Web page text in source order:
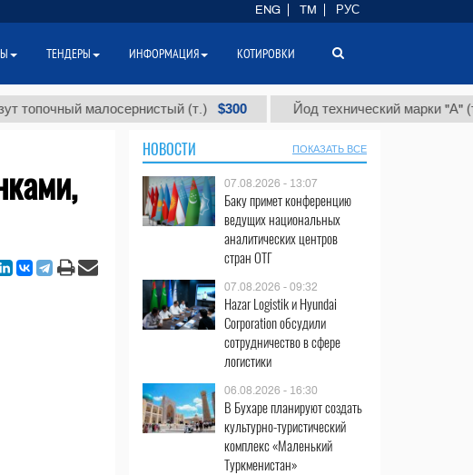
малосернистый (т.) $300 Йод технический марки "А" (т.) $86
НОВОСТИ ПОКАЗАТЬ ВСЕ
07.08.2026 - 13:07
Баку примет конференцию
ведущих национальных
аналитических центров
стран ОТГ
07.08.2026 - 09:32
Hazar Logistik и Hyundai
Corporation обсудили
сотрудничество в сфере
логистики
06.08.2026 - 16:30
В Бухаре планируют создать
культурно-туристический
комплекс «Маленький
Туркменистан»
ENG TM РУС
ТЕНДЕРЫ ИНФОРМАЦИЯ КОТИРОВКИ